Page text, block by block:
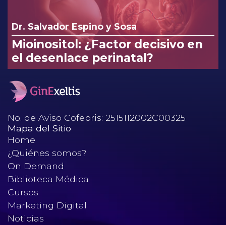
Dr. Salvador Espino y Sosa
Mioinositol: ¿Factor decisivo en
el desenlace perinatal?
No. de Aviso Cofepris: 2515112002C00325
Mapa del Sitio
Home
¿Quiénes somos?
On Demand
Biblioteca Médica
Cursos
Marketing Digital
Noticias